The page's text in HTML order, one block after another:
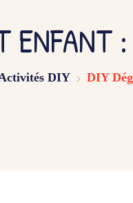
ENFANT
DIY DIY